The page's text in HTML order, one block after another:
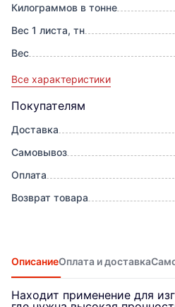
Килограммов в тонне
Вес 1 листа, тн
Вес
Все характеристики
Покупателям
Доставка
Самовывоз
Оплата
Возврат товара
ОписаниеОплата и доставка
Находит применение для